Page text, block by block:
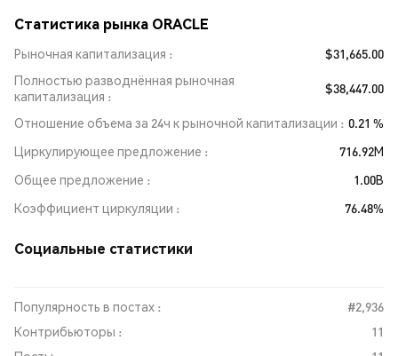
Статистика рынка ORACLE
Рыночная капитализация
$31,665.00
Полностью разводнённая рыночная
капитализация
$38,447.00
Отношение объема за 24ч к рыночной капитализации
0.21 %
Циркулирующее предложение
716.92M
Общее предложение
1.00B
Коэффициент циркуляции
76.48%
Социальные статистики
Популярность в постах :
#2,936
Контрибьюторы :
11